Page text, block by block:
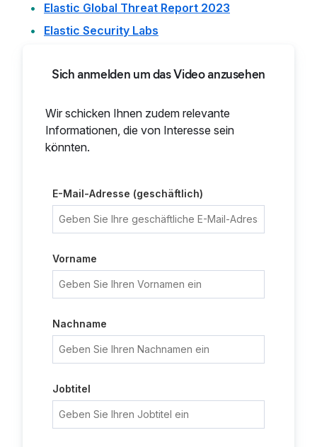
Elastic Global Threat Report 2023
Elastic Security Labs
Sich anmelden um das Video anzusehen
Wir schicken Ihnen zudem relevante
Informationen, die von Interesse sein
könnten.
E-Mail-Adresse (geschäftlich)
Vorname
Nachname
Jobtitel